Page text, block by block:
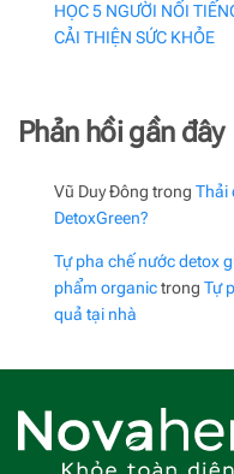
HỌC 5 NGƯỜI NỔI
CẢI THIỆN SỨC KHỎE
Phản hồi gần đây
Vũ Duy Đông trong Thải
DetoxGreen?
Tự pha chế nước detox
phẩm organictrong Tự
quả tại nhà